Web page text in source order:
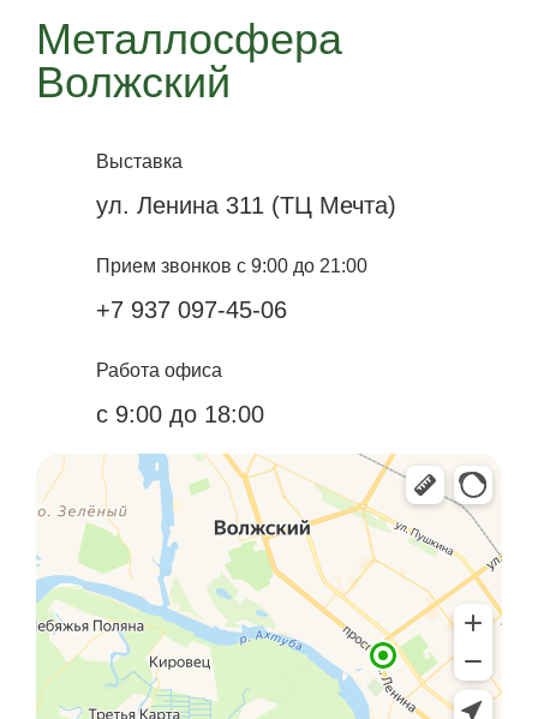
Металлосфера
Волжский
Выставка
ул. Ленина 311 (ТЦ Мечта)
Прием звонков с 9:00 до 21:00
+7 937 097-45-06
Работа офиса
с 9:00 до 18:00